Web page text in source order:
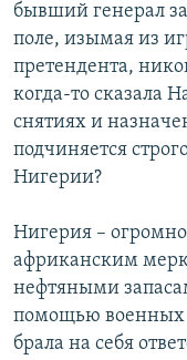
бывший генерал
поле, изымая из
претендента,
когда-то сказала
снятиях и
подчиняется
Нигерии?
Нигерия –
африканским
нефтяными
помощью военных
брала на себя